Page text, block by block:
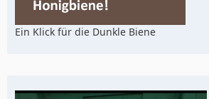
Ein Klick für die Dunkle Biene